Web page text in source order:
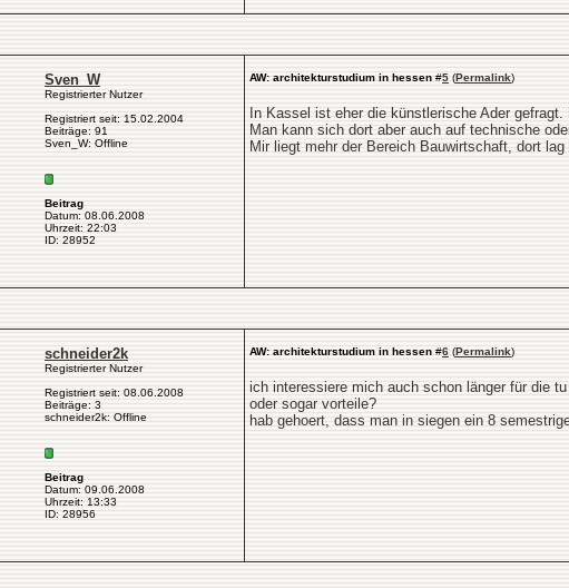
Sven_W
Registrierter Nutzer
Registriert seit: 15.02.2004
Beiträge: 91
Sven_W: Offline
Beitrag
Datum: 08.06.2008
Uhrzeit: 22:03
ID: 28952
AW: architekturstudium in hessen #5 (Permalink)
In Kassel ist eher die künstlerische Ader
Man kann sich dort aber auch auf technische
Mir liegt mehr der Bereich Bauwirtschaft, dort
schneider2k
Registrierter Nutzer
Registriert seit: 08.06.2008
Beiträge: 3
schneider2k: Offline
Beitrag
Datum: 09.06.2008
Uhrzeit: 13:33
ID: 28956
AW: architekturstudium in hessen #6 (Permalink)
ich interessiere mich auch schon länger für die
oder sogar vorteile?
hab gehoert, dass man in siegen ein 8